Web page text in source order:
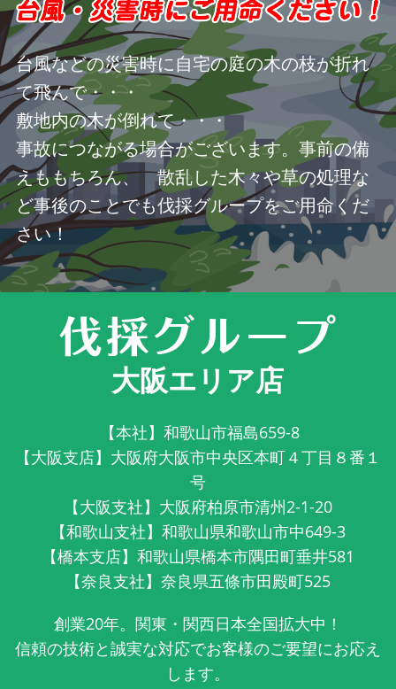
台風などの災害時に自宅の庭の木の枝が折れ
て飛んで・・・
敷地内の木が倒れて・・・
事故につながる場合がございます。事前の備
えももちろん、 散乱した木々や草の処理な
ど事後のことでも伐採グループをご用命くだ
さい！
大阪エリア店
【本社】和歌山市福島659-8
【大阪支店】大阪府大阪市中央区本町４丁目８番１
号
【大阪支社】大阪府柏原市清州2-1-20
【和歌山支社】和歌山県和歌山市中649-3
【橋本支店】和歌山県橋本市隅田町垂井581
【奈良支社】奈良県五條市田殿町525
創業20年。関東・関西日本全国拡大中！
信頼の技術と誠実な対応でお客様のご要望にお応え
します。